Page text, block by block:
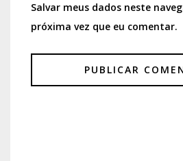
Salvar meus dados neste
próxima vez que eu comentar.